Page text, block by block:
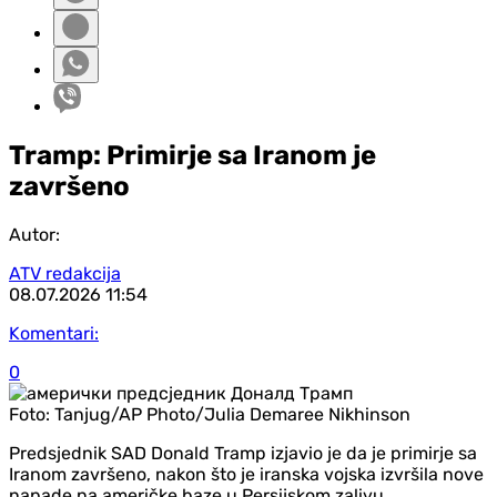
Tramp: Primirje sa Iranom je
završeno
Autor:
ATV redakcija
08.07.2026 11:54
Komentari:
0
Foto: Tanjug/AP Photo/Julia Demaree Nikhinson
Predsjednik SAD Donald Tramp izjavio je da je primirje sa
Iranom završeno, nakon što je iranska vojska izvršila nove